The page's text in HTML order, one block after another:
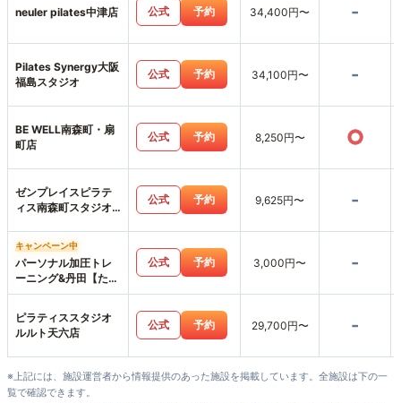
neuler pilates中津店 公式 予約 34,400円〜 -
Pilates Synergy大阪
福島スタジオ
公式 予約 34,100円〜 -
BE WELL南森町・扇
町店
公式 予約 8,250円〜 ○
ゼンプレイスピラテ
ィス南森町スタジオ
公式 予約 9,625円〜 -
キャンペーン中
パーソナル加圧トレ
ーニング&丹田【たん
でん】波動整体スタ
ツニニナナ-
公式 予約 3,000円〜 -
ピラティススタジオ
ルルト天六店
公式 予約 29,700円〜 -
※上記には、施設運営者から情報提供のあった施設を掲載しています。全施設は下の一
覧で確認できます。